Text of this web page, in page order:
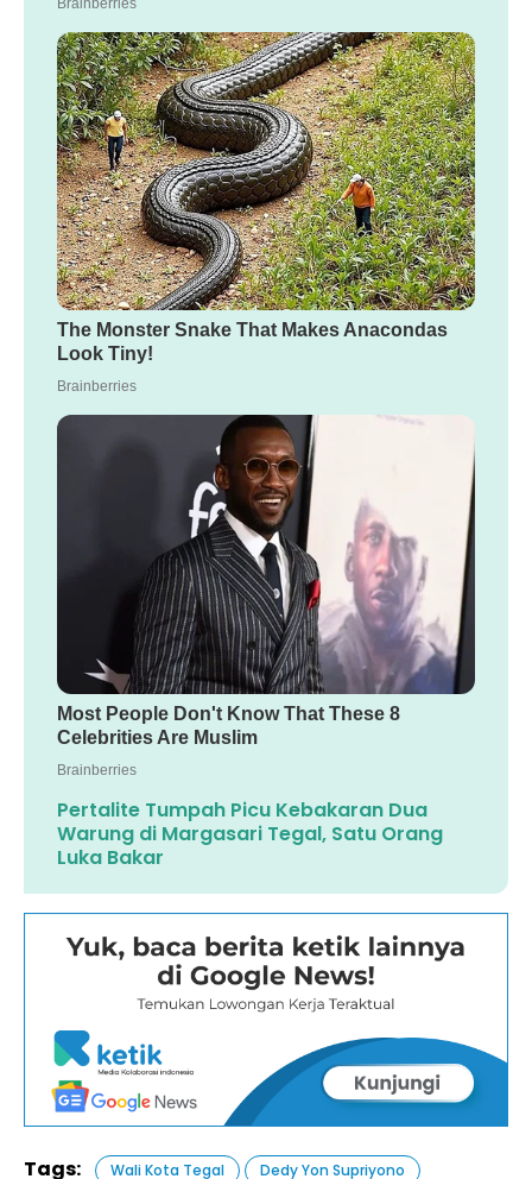
Pertalite Tumpah Picu Kebakaran Dua
Warung di Margasari Tegal, Satu Orang
Luka Bakar
Tags: Wali Kota Tegal
Dedy Yon Supriyono